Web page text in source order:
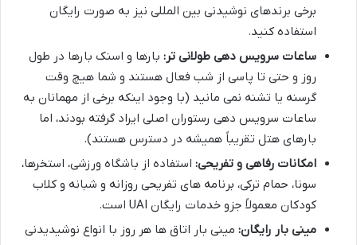
برخی برندهای نوشیدنی بین المللی نیز به صورت رایگان
استفاده کنید.
ساعات سرویس دهی طولانی تر: بارها و اسنک بارها در طول
روز و حتی تا پاسی از شب فعال هستند و شما هیچ وقت
گرسنه یا تشنه نمی مانید (با وجود اینکه برخی از مهمانان به
ساعات سرویس دهی رستوران اصلی ایراد گرفته بودند، اما
بارهای هتل تقریباً همیشه در دسترس هستند).
امکانات رفاهی و تفریحی: استفاده از باشگاه ورزشی، استخرها،
سونا، حمام ترکی، برنامه های تفریحی روزانه و شبانه و کلاب
کودکان معمولاً جزو خدمات رایگان UAI است.
مینی بار رایگان: مینی بار اتاق ها هر روز با انواع نوشیدیدنی